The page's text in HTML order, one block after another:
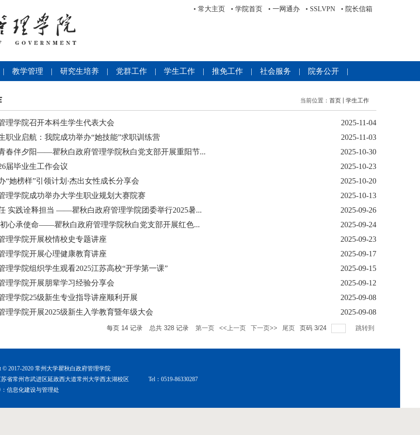
• 常大主页 • 学院首页 • 一网通办• SSLVPN• 院长信箱
| 教学管理 | 研究生培养 | 党群工作 | 学生工作 | 推免工作 | 社会服务 | 院务公开 |
当前位置： 首页 学生工作
理学院召开本科生学生代表大会
2025-11-04
职业启航：我院成功举办“她技能”求职训练营
2025-11-03
春伴夕阳——瞿秋白政府管理学院秋白党支部开展重阳节...
2025-10-30
届毕业生工作会议
2025-10-23
“她榜样”引领计划·杰出女性成长分享会
2025-10-20
理学院成功举办大学生职业规划大赛院赛
2025-10-13
实践诠释担当 ——瞿秋白政府管理学院团委举行2025暑...
2025-09-26
心承使命——瞿秋白政府管理学院秋白党支部开展红色...
2025-09-24
理学院开展校情校史专题讲座
2025-09-23
理学院开展心理健康教育讲座
2025-09-17
理学院组织学生观看2025江苏高校“开学第一课”
2025-09-15
理学院开展朋辈学习经验分享会
2025-09-12
理学院25级新生专业指导讲座顺利开展
2025-09-08
理学院开展2025级新生入学教育暨年级大会
2025-09-08
每页 14记录 总共 328记录 第一页 <<上一页 下一页>> 尾页 页码 3/24 跳转到
© 2017-2020 常州大学瞿秋白政府管理学院
省常州市武进区延政西大道常州大学西太湖校区
Tel：0519-86330287
信息化建设与管理处